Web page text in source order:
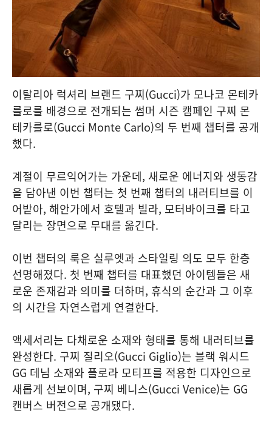
이탈리아 럭셔리 브랜드 구찌(Gucci)가 모나코 몬테카
를로를 배경으로 전개되는 썸머 시즌 캠페인 구찌 몬
테카를로(Gucci Monte Carlo)의 두 번째 챕터를 공개
했다.
계절이 무르익어가는 가운데, 새로운 에너지와 생동감
을 담아낸 이번 챕터는 첫 번째 챕터의 내러티브를 이
어받아, 해안가에서 호텔과 빌라, 모터바이크를 타고
달리는 장면으로 무대를 옮긴다.
이번 챕터의 룩은 실루엣과 스타일링 의도 모두 한층
선명해졌다. 첫 번째 챕터를 대표했던 아이템들은 새
로운 존재감과 의미를 더하며, 휴식의 순간과 그 이후
의 시간을 자연스럽게 연결한다.
액세서리는 다채로운 소재와 형태를 통해 내러티브를
완성한다. 구찌 질리오(Gucci Giglio)는 블랙 워시드
GG 데님 소재와 플로라 모티프를 적용한 디자인으로
새롭게 선보이며, 구찌 베니스(Gucci Venice)는 GG
캔버스 버전으로 공개됐다.